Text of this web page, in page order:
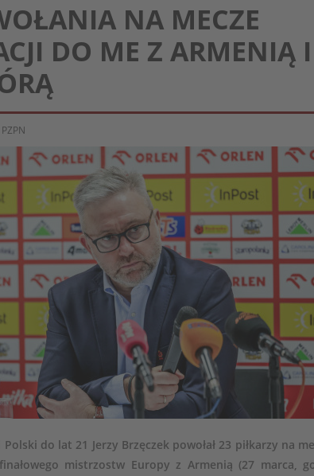
NA MECZE
DO ME Z ARMENIĄ I
do lat 21 Jerzy Brzęczek powołał 23 piłkarzy na
mistrzostw Europy z Armenią (27 marca,